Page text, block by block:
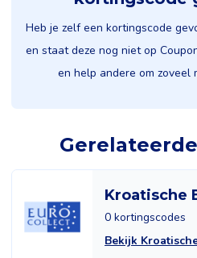
Heb je zelf een kortingscode
en staat deze nog niet op
en help andere om zoveel
Kroatische
0 kortingscodes
Bekijk